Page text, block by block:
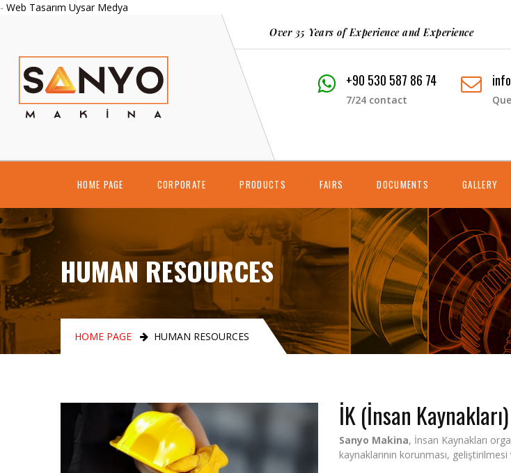
- Web Tasarım Uysar Medya
Over 35 Years of Experience and Experience
+90 530 587 86 74
7/24 contact
HOME PAGE CORPORATE PRODUCTS FAIRS DOCUMENTS GALLERY
HUMAN RESOURCES
HOME PAGE HUMAN RESOURCES
İK (İnsan
Sanyo Makina, İnsan Kaynakları
kaynaklarının korunması,